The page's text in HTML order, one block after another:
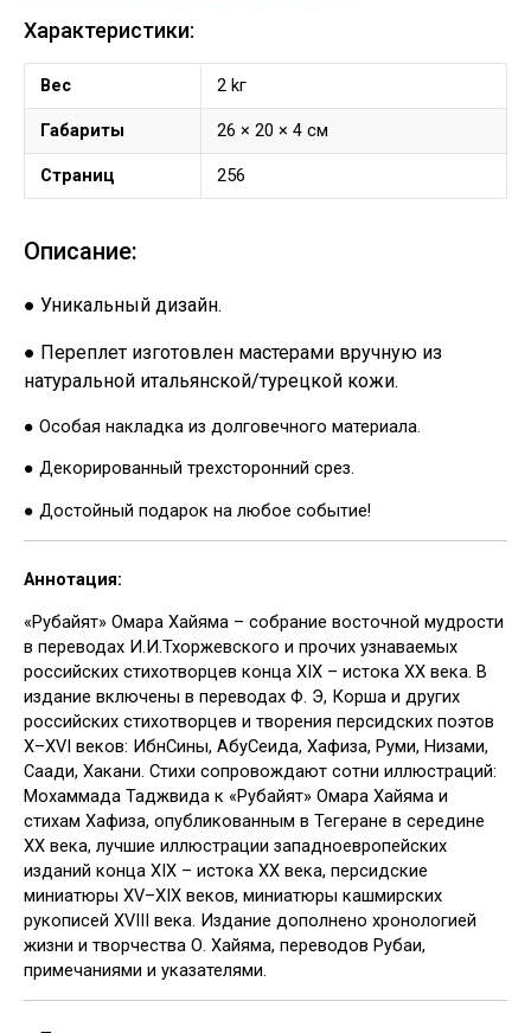
Характеристики:
Вес 2 kг
Габариты 26 × 20 × 4 см
Страниц 256
Описание:
● Уникальный дизайн.
● Переплет изготовлен мастерами вручную из
натуральной итальянской/турецкой кожи.
● Особая накладка из долговечного материала.
● Декорированный трехсторонний срез.
● Достойный подарок на любое событие!
Аннотация:
«Рубайят» Омара Хайяма – собрание восточной мудрости
в переводах И.И.Тхоржевского и прочих узнаваемых
российских стихотворцев конца XIX – истока ХХ века. В
издание включены в переводах Ф. Э, Корша и других
российских стихотворцев и творения персидских поэтов
X–XVI веков: ИбнСины, АбуСеида, Хафиза, Руми, Низами,
Саади, Хакани. Стихи сопровождают сотни иллюстраций:
Мохаммада Таджвида к «Рубайят» Омара Хайяма и
стихам Хафиза, опубликованным в Тегеране в середине
ХХ века, лучшие иллюстрации западноевропейских
изданий конца XIX – истока ХХ века, персидские
миниатюры XV–XIX веков, миниатюры кашмирских
рукописей XVIII века. Издание дополнено хронологией
жизни и творчества О. Хайяма, переводов Рубаи,
примечаниями и указателями.